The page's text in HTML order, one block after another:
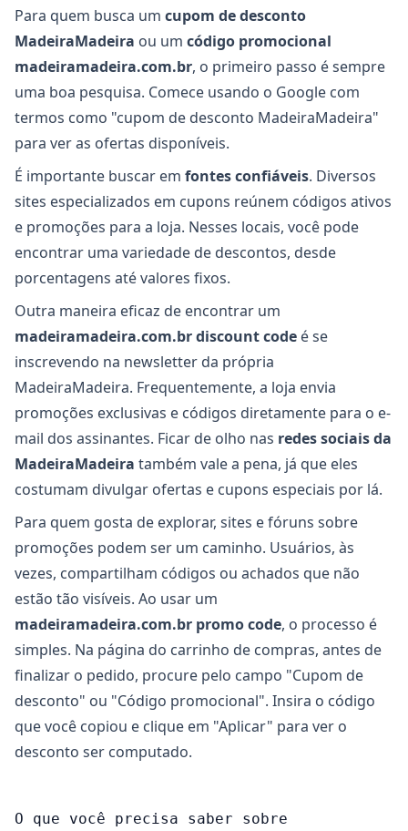
Para quem busca um cupom de desconto
MadeiraMadeira ou um código promocional
madeiramadeira.com.br, o primeiro passo é sempre
uma boa pesquisa. Comece usando o Google com
termos como "cupom de desconto MadeiraMadeira"
para ver as ofertas disponíveis.
É importante buscar em fontes confiáveis. Diversos
sites especializados em cupons reúnem códigos ativos
e promoções para a loja. Nesses locais, você pode
encontrar uma variedade de descontos, desde
porcentagens até valores fixos.
Outra maneira eficaz de encontrar um
madeiramadeira.com.br discount code é se
inscrevendo na newsletter da própria
MadeiraMadeira. Frequentemente, a loja envia
promoções exclusivas e códigos diretamente para o e-
mail dos assinantes. Ficar de olho nas redes sociais da
MadeiraMadeira também vale a pena, já que eles
costumam divulgar ofertas e cupons especiais por lá.
Para quem gosta de explorar, sites e fóruns sobre
promoções podem ser um caminho. Usuários, às
vezes, compartilham códigos ou achados que não
estão tão visíveis. Ao usar um
madeiramadeira.com.br promo code, o processo é
simples. Na página do carrinho de compras, antes de
finalizar o pedido, procure pelo campo "Cupom de
desconto" ou "Código promocional". Insira o código
que você copiou e clique em "Aplicar" para ver o
desconto ser computado.
O que você precisa saber sobre